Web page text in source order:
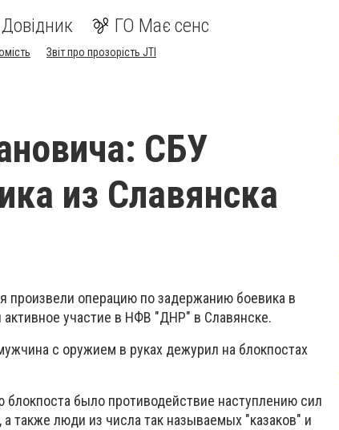
Довідник ГО Має сенс
Звіт про прозорість JTI
СБУ
из Славянска
произвели операцию по задержанию боевика в
участие в НФВ "ДНР" в Славянске.
с оружием в руках дежурил на блокпостах
было противодействие наступлению сил
также люди из числа так называемых "казаков" и